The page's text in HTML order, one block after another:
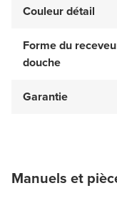
Couleur détail
Forme du
douche
Garantie
Manuels et